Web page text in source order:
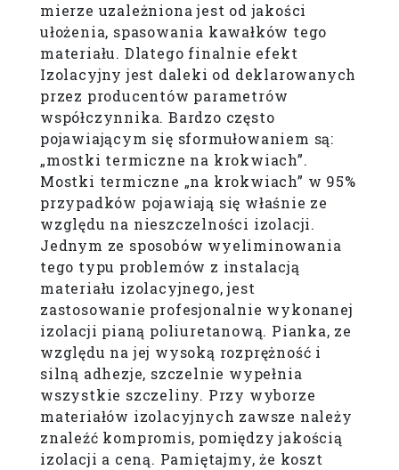
mierze uzależniona jest od jakości
ułożenia, spasowania kawałków tego
materiału. Dlatego finalnie efekt
Izolacyjny jest daleki od deklarowanych
przez producentów parametrów
współczynnika. Bardzo często
pojawiającym się sformułowaniem są:
„mostki termiczne na krokwiach”.
Mostki termiczne „na krokwiach” w 95%
przypadków pojawiają się właśnie ze
względu na nieszczelności izolacji.
Jednym ze sposobów wyeliminowania
tego typu problemów z instalacją
materiału izolacyjnego, jest
zastosowanie profesjonalnie wykonanej
izolacji pianą poliuretanową. Pianka, ze
względu na jej wysoką rozprężność i
silną adhezje, szczelnie wypełnia
wszystkie szczeliny. Przy wyborze
materiałów izolacyjnych zawsze należy
znaleźć kompromis, pomiędzy jakością
izolacji a ceną. Pamiętajmy, że koszt